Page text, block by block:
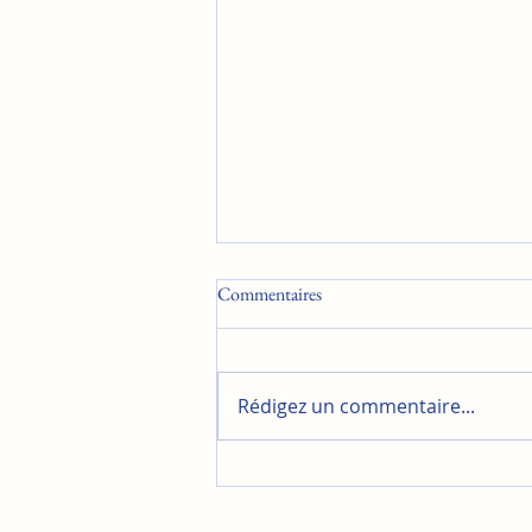
Commentaires
Rédigez un commentaire...